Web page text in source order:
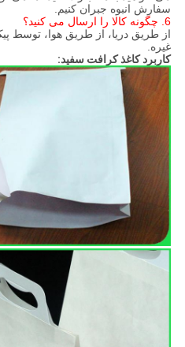
سفارش انبوه جبران کنیم.
6. چگونه کالا را ارسال می کنید؟
غیره.
کاربرد کاغذ کرافت سفید: